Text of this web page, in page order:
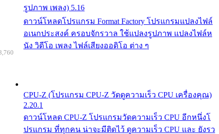
รูปภาพ เพลง) 5.16
ดาวน์โหลดโปรแกรม Format Factory โปรแกรมแปลงไฟล์
อเนกประสงค์ ครอบจักรวาล ใช้แปลงรูปภาพ แปลงไฟล์ห
นัง วิดีโอ เพลง ไฟล์เสียงออดิโอ ต่าง ๆ
CPU-Z (โปรแกรม CPU-Z วัดดูความเร็ว CPU เครื่องคุณ)
2.20.1
ดาวน์โหลด CPU-Z โปรแกรมวัดความเร็ว CPU อีกหนึ่งโ
ปรแกรม ที่ทุกคน น่าจะมีติดไว้ ดูความเร็ว CPU และ ยังรว